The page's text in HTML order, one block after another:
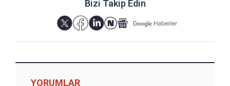
Bizi Takip Edin
YORUMLAR